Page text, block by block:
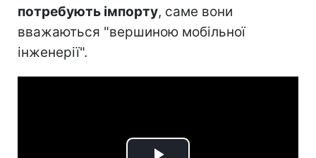
потребують імпорту, саме вони
вважаються "вершиною мобільної
інженерії".